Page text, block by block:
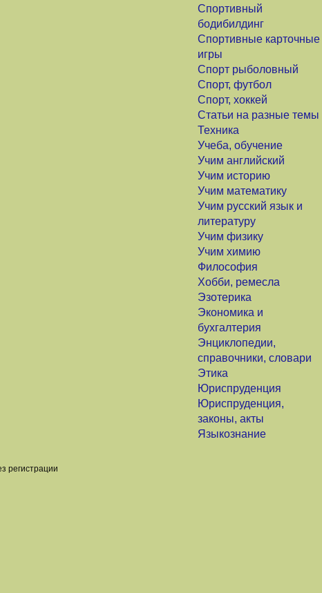
Спортивный
бодибилдинг
Спортивные карточные
игры
Спорт рыболовный
Спорт, футбол
Спорт, хоккей
Статьи на разные темы
Техника
Учеба, обучение
Учим английский
Учим историю
Учим математику
Учим русский язык и
литературу
Учим физику
Учим химию
Философия
Хобби, ремесла
Эзотерика
Экономика и
бухгалтерия
Энциклопедии,
справочники, словари
Этика
Юриспруденция
Юриспруденция,
законы, акты
Языкознание
регистрации